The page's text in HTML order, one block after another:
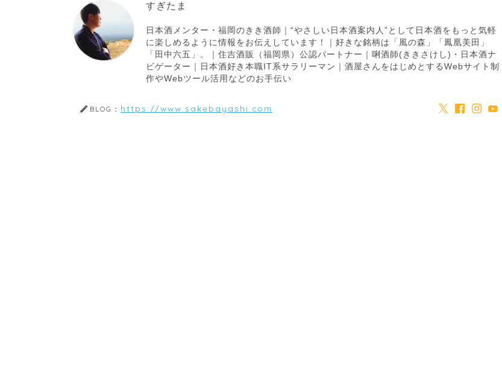
すぎたま
日本酒メンター・福岡のきき酒師｜“やさしい日本酒案内人”として日本酒をもっと気軽
に楽しめるように情報をお伝えしています！｜好きな銘柄は「風の森」「鳳凰美田」
「田中六五」。｜住吉酒販（福岡県）公認パートナー｜唎酒師(ききさけし)・日本酒ナ
ビゲーター｜日本酒好き本職IT系サラリーマン｜酒屋さんをはじめとするWebサイト制
作やWebツール活用などのお手伝い
BLOG： https://www.sakebayashi.com